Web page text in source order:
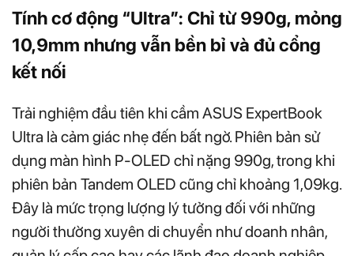
Tính cơ động “Ultra”: Chỉ từ 990g, mỏng
10,9mm nhưng vẫn bền bỉ và đủ cổng
kết nối
Trải nghiệm đầu tiên khi cầm ASUS ExpertBook
Ultra là cảm giác nhẹ đến bất ngờ. Phiên bản sử
dụng màn hình P-OLED chỉ nặng 990g, trong khi
phiên bản Tandem OLED cũng chỉ khoảng 1,09kg.
Đây là mức trọng lượng lý tưởng đối với những
người thường xuyên di chuyển như doanh nhân,